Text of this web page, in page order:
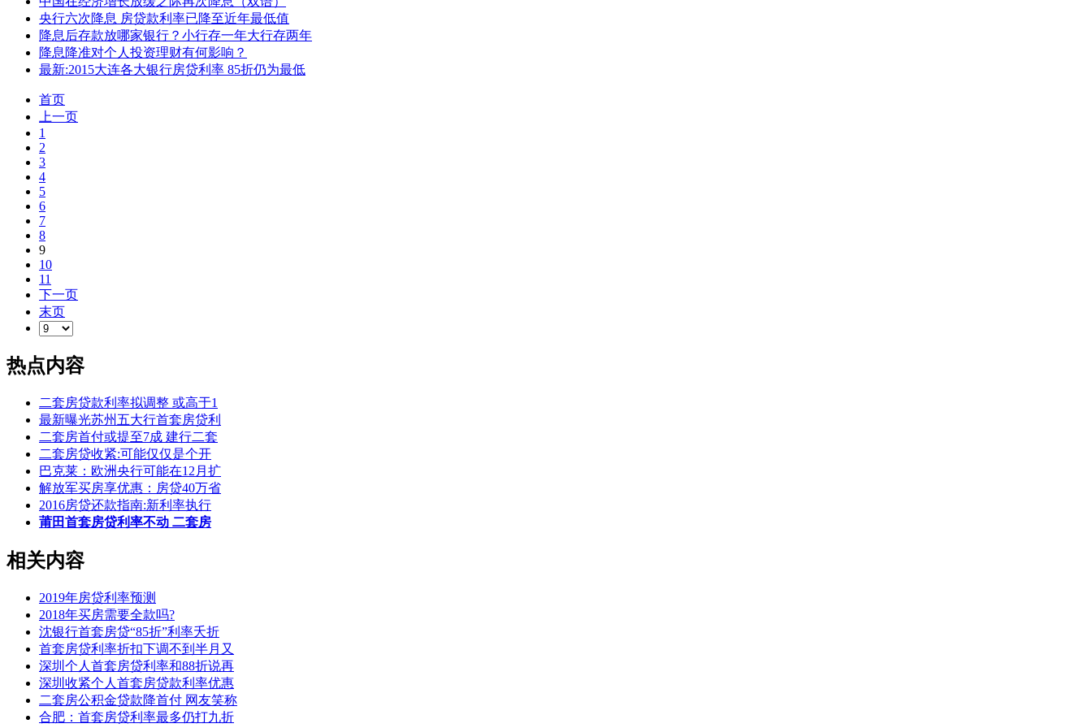
央行六次降息 房贷款利率已降至近年最低值
降息后存款放哪家银行？小行存一年大行存两年
降息降准对个人投资理财有何影响？
最新:2015大连各大银行房贷利率 85折仍为最低
首页
上一页
1
2
3
4
5
6
7
8
9
10
11
下一页
末页
热点内容
二套房贷款利率拟调整 或高于1
最新曝光苏州五大行首套房贷利
二套房首付或提至7成 建行二套
二套房贷收紧:可能仅仅是个开
巴克莱：欧洲央行可能在12月扩
解放军买房享优惠：房贷40万省
2016房贷还款指南:新利率执行
莆田首套房贷利率不动 二套房
相关内容
2019年房贷利率预测
2018年买房需要全款吗?
沈银行首套房贷“85折”利率夭折
首套房贷利率折扣下调不到半月又
深圳个人首套房贷利率和88折说再
深圳收紧个人首套房贷款利率优惠
二套房公积金贷款降首付 网友笑称
合肥：首套房贷利率最多仍打九折